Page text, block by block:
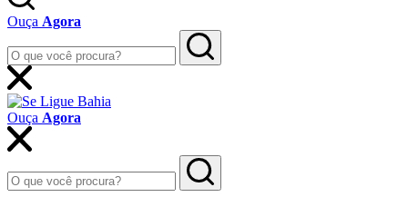
Ouça Agora
Ouça Agora